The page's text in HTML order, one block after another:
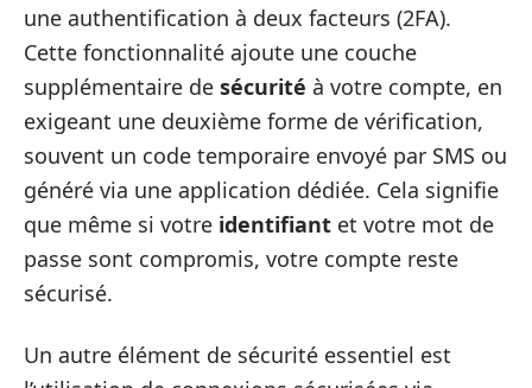
une authentification à deux facteurs (2FA).
Cette fonctionnalité ajoute une couche
supplémentaire de sécurité à votre compte, en
exigeant une deuxième forme de vérification,
souvent un code temporaire envoyé par SMS ou
généré via une application dédiée. Cela signifie
que même si votre identifiant et votre mot de
passe sont compromis, votre compte reste
sécurisé.
Un autre élément de sécurité essentiel est